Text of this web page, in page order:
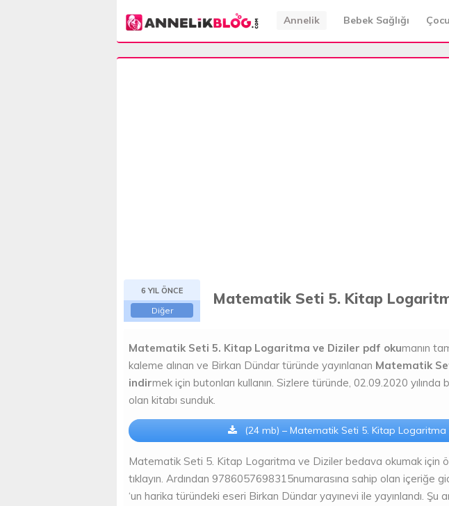
Annelik Bebek Sağlığı
6 YIL ÖNCE
Diğer
Matematik Seti 5. Kitap
Matematik Seti 5. Kitap Logaritma ve Diziler pdf okumanın
kaleme alınan ve Birkan Dündar türünde yayınlanan Matematik
indirmek için butonları kullanın. Sizlere türünde, 02.09.2020 yılında
olan kitabı sunduk.
(24 mb) – Matematik Seti 5. Kitap
Matematik Seti 5. Kitap Logaritma ve Diziler bedava okumak için
tıklayın. Ardından 9786057698315numarasına sahip olan içeriğe
‘un harika türündeki eseri Birkan Dündar yayınevi ile yayınlandı. Şu